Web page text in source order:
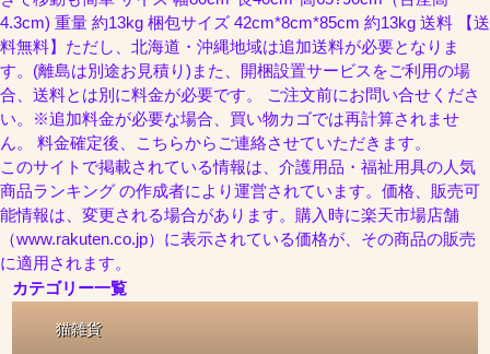
4.3cm) 重量 約13kg 梱包サイズ 42cm*8cm*85cm 約13kg 送料 【送
料無料】ただし、北海道・沖縄地域は追加送料が必要となりま
す。(離島は別途お見積り)また、開梱設置サービスをご利用の場
合、送料とは別に料金が必要です。 ご注文前にお問い合せくださ
い。※追加料金が必要な場合、買い物カゴでは再計算されませ
ん。 料金確定後、こちらからご連絡させていただきます。
このサイトで掲載されている情報は、介護用品・福祉用具の人気
商品ランキング の作成者により運営されています。価格、販売可
能情報は、変更される場合があります。購入時に楽天市場店舗
（www.rakuten.co.jp）に表示されている価格が、その商品の販売
に適用されます。
カテゴリー一覧
猫雑貨